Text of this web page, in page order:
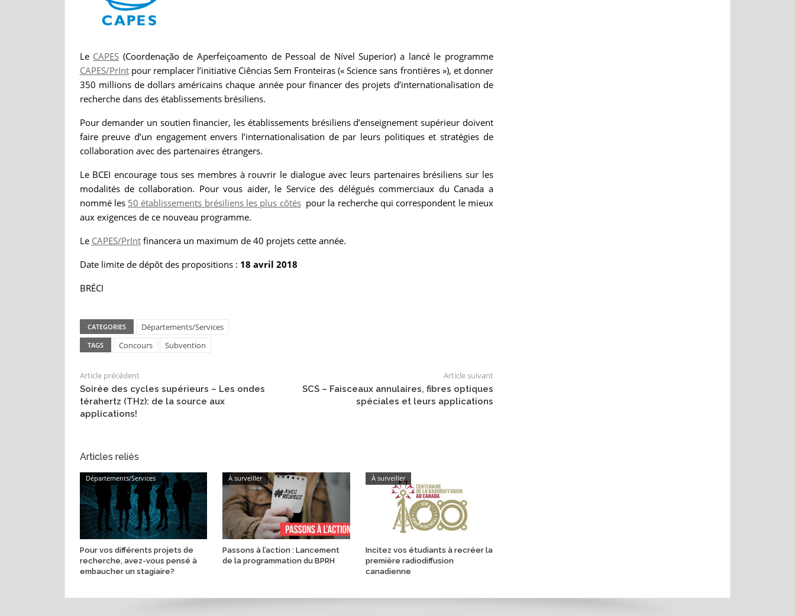
Le CAPES (Coordenação de Aperfeiçoamento de Pessoal de Nível Superior) a lancé le programme
CAPES/PrIntpour remplacer l’initiative Ciências Sem Fronteiras (« Science sans frontières »), et donner
350 millions de dollars américains chaque année pour financer des projets d’internationalisation de
recherche dans des établissements brésiliens.
Pour demander un soutien financier, les établissements brésiliens d’enseignement supérieur doivent
faire preuve d’un engagement envers l’internationalisation de par leurs politiques et stratégies de
collaboration avec des partenaires étrangers.
Le BCEI encourage tous ses membres à rouvrir le dialogue avec leurs partenaires brésiliens sur les
modalités de collaboration. Pour vous aider, le Service des délégués commerciaux du Canada a
nommé les 50 établissements brésiliens les plus côtéspour la recherche qui correspondent le mieux
aux exigences de ce nouveau programme.
Le CAPES/PrIntfinancera un maximum de 40 projets cette année.
Date limite de dépôt des propositions : 18 avril 2018
BRÉCI
CATEGORIES Départements/Services
TAGS Concours Subvention
Article précédent
Soirée des cycles supérieurs – Les ondes
térahertz (THz): de la source aux
applications!
Article suivant
SCS – Faisceaux annulaires, fibres optiques
spéciales et leurs applications
Articles reliés
Départements/Services
Pour vos différents projets de
recherche, avez-vous pensé à
embaucher un stagiaire?
À surveiller
Passons à l’action : Lancement
de la programmation du BPRH
À surveiller
Incitez vos étudiants à recréer la
première radiodiffusion
canadienne